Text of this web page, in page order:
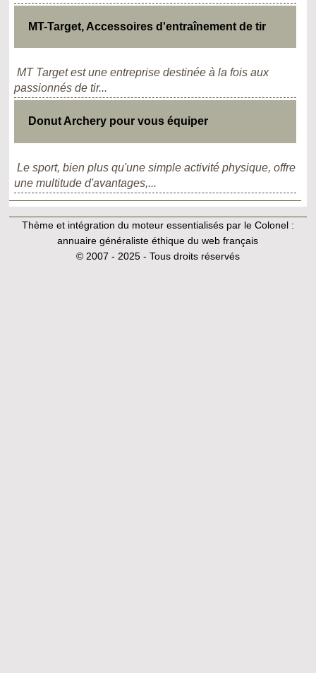
MT-Target, Accessoires d'entraînement de tir
MT Target est une entreprise destinée à la fois aux
passionnés de tir...
Donut Archery pour vous équiper
Le sport, bien plus qu'une simple activité physique, offre
une multitude d'avantages,...
Thème et intégration du moteur essentialisés par le Colonel :
annuaire généraliste éthique du web français
© 2007 - 2025 - Tous droits réservés